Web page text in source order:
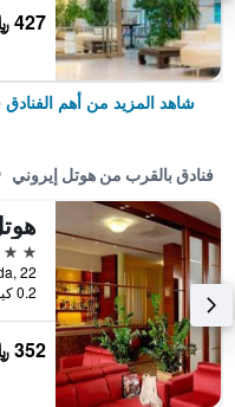
427 ﷼
شاهد المزيد من أهم
فنادق بالقرب من هوتل إيروني
3 نجوم
0.2 كيلومتر عن وسط المدينة
352 ﷼